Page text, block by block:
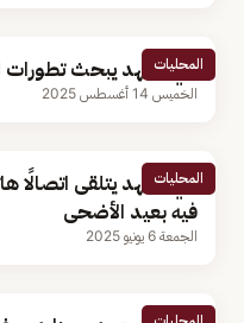
المحليات
ولي العهد يبحث تطورات
الخميس 14 أغسطس 2025
المحليات
ولي العهد يتلقى اتصالًا
فيه بعيد الأضحى
الجمعة 6 يونيو 2025